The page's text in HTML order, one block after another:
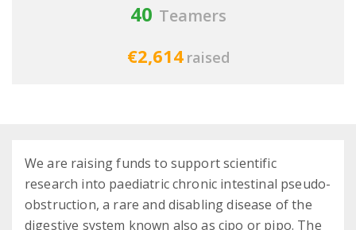
40 Teamers
€2,614 raised
We are raising funds to support scientific
research into paediatric chronic intestinal pseudo-
obstruction, a rare and disabling disease of the
digestive system known also as cipo or pipo. The